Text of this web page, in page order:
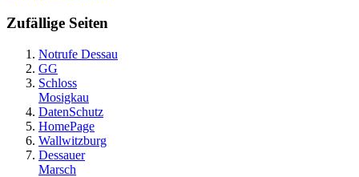
Zufällige Seiten
Notrufe Dessau
GG
Schloss
Mosigkau
DatenSchutz
HomePage
Wallwitzburg
Dessauer
Marsch